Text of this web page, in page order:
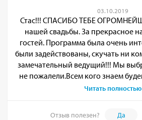
03.10.2019
Стас!!! СПАСИБО ТЕБЕ
нашей свадьбы. За прекрасное
гостей. Программа была очень
были задействованы, скучать ни
замечательный ведущий!!! Мы
не пожалели.Всем кого знаем
Читать полностью
Отзыв полезен? Да